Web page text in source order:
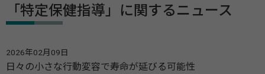
「特定保健指導」に関するニュース
2026年02月09日
日々の小さな行動変容で寿命が延びる可能性